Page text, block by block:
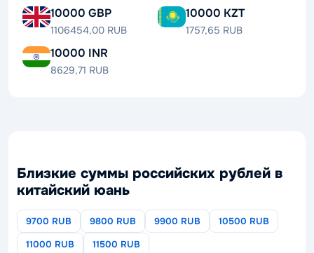
10000 GBP
1106454,00 RUB
10000 KZT
1757,65 RUB
10000 INR
8629,71 RUB
Близкие суммы российских рублей в
китайский юань
9700 RUB 9800 RUB 9900 RUB
10500 RUB
11000 RUB
11500 RUB